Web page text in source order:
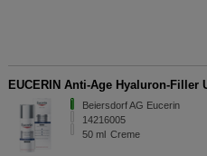
EUCERIN Anti-Age Hyaluron-Filler
Beiersdorf AG Eucerin
14216005
50 ml Creme